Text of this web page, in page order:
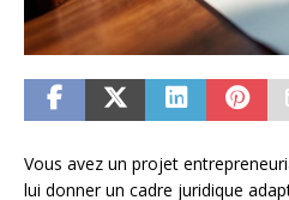
Vous avez un projet
lui donner un cadre juridique